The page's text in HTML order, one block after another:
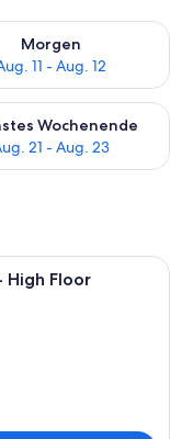
Aug. 10 - Aug.
Morgen
11 - Aug. 12
die Verfügbarkeit
Aug. 14
Wochenende
21 - Aug. 23
die Verfügbarkeit
Bettwaren, Pillowtop-
High Floor